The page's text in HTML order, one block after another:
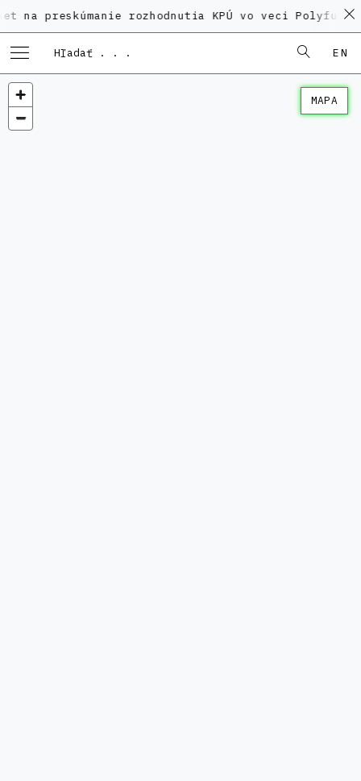
preskúmanie rozhodnutia KPÚ vo veci Polyfunkčného
EN
MAPA